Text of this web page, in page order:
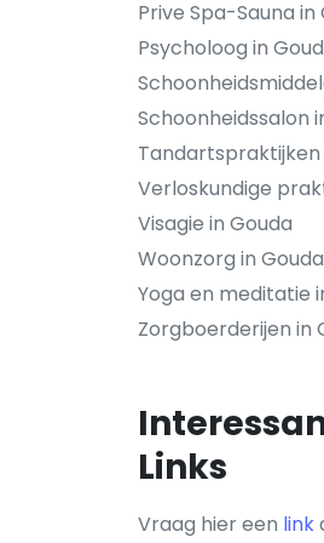
Prive Spa-Sauna in
Psycholoog in
Schoonheidssalon
Tandartspraktijken
Verloskundige
Visagie in Gouda
Woonzorg in Gouda
Yoga en meditatie
Zorgboerderijen in
Links
Vraag hier een link